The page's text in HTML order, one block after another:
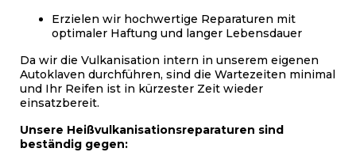
Erzielen wir hochwertige Reparaturen mit
optimaler Haftung und langer Lebensdauer
Da wir die Vulkanisation intern in unserem eigenen
Autoklaven durchführen, sind die Wartezeiten minimal
und Ihr Reifen ist in kürzester Zeit wieder
einsatzbereit.
Unsere Heißvulkanisationsreparaturen sind
beständig gegen: